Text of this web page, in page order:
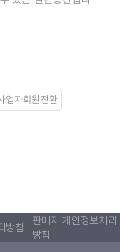
업자회원전환
방침
판매자 개인정보처리
방침